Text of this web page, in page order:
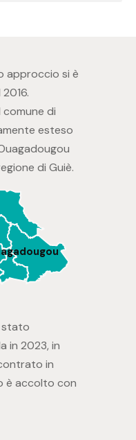
approccio si è
di
esteso
di Guiè.
stato
in 2023, in
in
è accolto con